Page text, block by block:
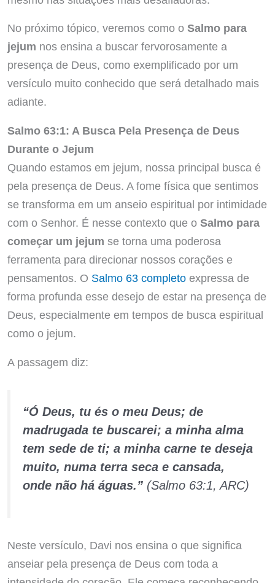
No próximo tópico, veremos como o Salmo para
jejum nos ensina a buscar fervorosamente a
presença de Deus, como exemplificado por um
versículo muito conhecido que será detalhado mais
adiante.
Salmo 63:1: A Busca Pela Presença de Deus
Durante o Jejum
Quando estamos em jejum, nossa principal busca é
pela presença de Deus. A fome física que sentimos
se transforma em um anseio espiritual por intimidade
com o Senhor. É nesse contexto que o Salmo para
começar um jejum se torna uma poderosa
ferramenta para direcionar nossos corações e
pensamentos. O Salmo 63 completoexpressa de
forma profunda esse desejo de estar na presença de
Deus, especialmente em tempos de busca espiritual
como o jejum.
A passagem diz:
“Ó Deus, tu és o meu Deus; de
madrugada te buscarei; a minha alma
tem sede de ti; a minha carne te deseja
muito, numa terra seca e cansada,
onde não há águas.”(Salmo 63:1, ARC)
Neste versículo, Davi nos ensina o que significa
anseiar pela presença de Deus com toda a